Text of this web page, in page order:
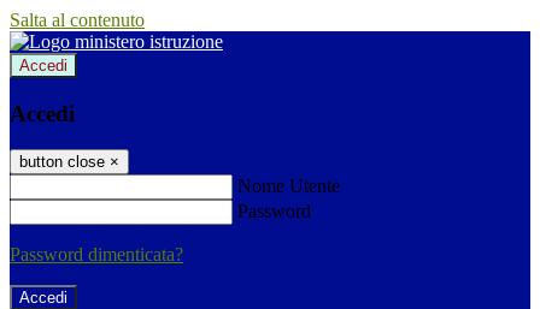
Salta al contenuto
Accedi
Accedi
button close ×
Nome Utente
Password
Password dimenticata?